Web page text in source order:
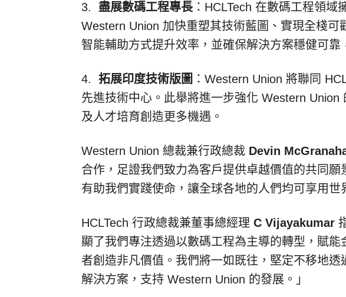
3. 盡展數碼工程專長 ：HCLTech 在數碼工程領域
Western Union 加快重塑其技術藍圖、實現全棧可
智能輔助方式提升效率，並確保解決方案穩健可靠
4. 拓展印度技術版圖 ：Western Union 將聯同
先進技術中心。此舉將進一步強化 Western Union
及人才培育創造更多機遇。
Western Union 總裁兼行政總裁 Devin
合作，足證我們致力為客戶提供卓越價值的共同願
有助我們實踐使命，讓全球各地的人們均可享用世
HCLTech 行政總裁兼董事總經理 C Vijayakumar
顯了我們專注透過以數碼工程為主導的轉型，賦
者創造非凡價值。我們將一如既往，堅定不移地
解決方案，支持 Western Union 的發展。」